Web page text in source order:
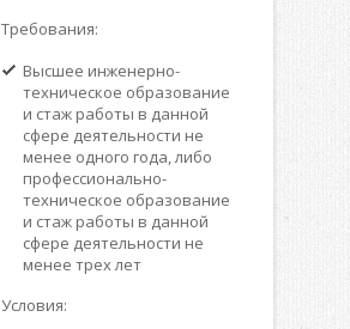
Требования:
Высшее инженерно-
техническое образование
и стаж работы в данной
сфере деятельности не
менее одного года, либо
профессионально-
техническое образование
и стаж работы в данной
сфере деятельности не
менее трех лет
Условия: